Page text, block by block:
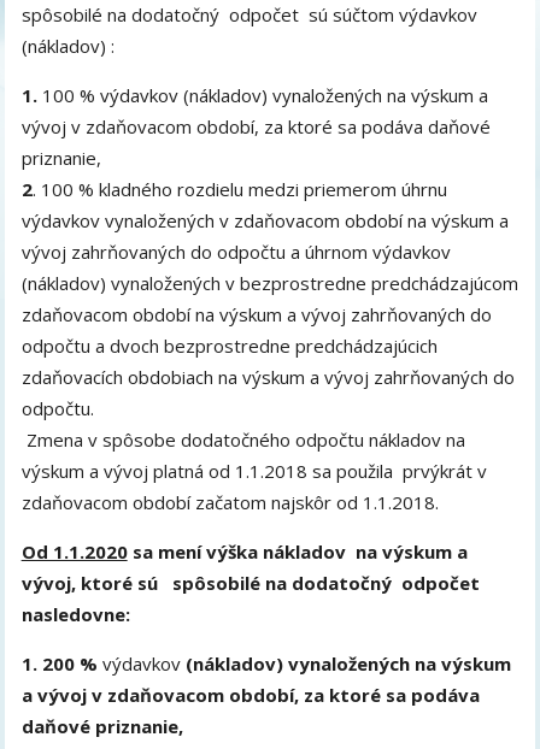
spôsobilé na dodatočný odpočet sú súčtom výdavkov
(nákladov) :
1. 100 % výdavkov (nákladov) vynaložených na výskum a
vývoj v zdaňovacom období, za ktoré sa podáva daňové
priznanie,
2. 100 % kladného rozdielu medzi priemerom úhrnu
výdavkov vynaložených v zdaňovacom období na výskum a
vývoj zahrňovaných do odpočtu a úhrnom výdavkov
(nákladov) vynaložených v bezprostredne predchádzajúcom
zdaňovacom období na výskum a vývoj zahrňovaných do
odpočtu a dvoch bezprostredne predchádzajúcich
zdaňovacích obdobiach na výskum a vývoj zahrňovaných do
odpočtu.
Zmena v spôsobe dodatočného odpočtu nákladov na
výskum a vývoj platná od 1.1.2018 sa použila prvýkrát v
zdaňovacom období začatom najskôr od 1.1.2018.
Od 1.1.2020 sa mení výška nákladov na výskum a
vývoj, ktoré sú spôsobilé na dodatočný odpočet
nasledovne:
1. 200 % výdavkov (nákladov) vynaložených na výskum
a vývoj v zdaňovacom období, za ktoré sa podáva
daňové priznanie,